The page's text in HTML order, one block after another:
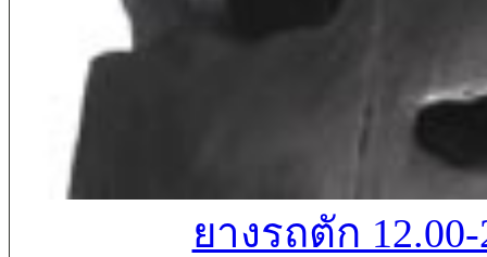
ยางรถตัก 12.00-